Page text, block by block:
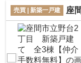
売買 | 新築一戸建
座間